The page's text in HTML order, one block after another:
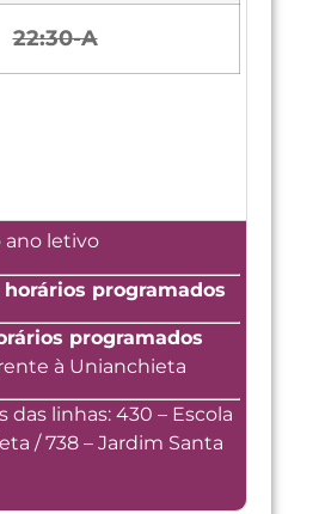
22:30-A
ano letivo
programados
programados
à Unianchieta
linhas: 430 – Escola
/ 738 – Jardim Santa